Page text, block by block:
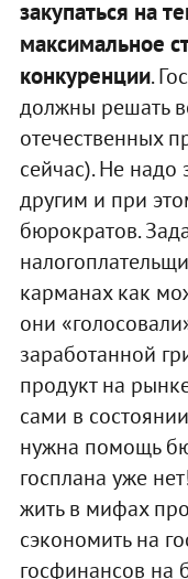
закупаться на
максимальное
конкуренции.
должны решать
отечественных
сейчас). Не надо
другим и при
бюрократов.
карманах как
они
заработанной
продукт на
сами в
нужна помощь
госплана уже
жить в мифах
сэкономить на
госфинансов на